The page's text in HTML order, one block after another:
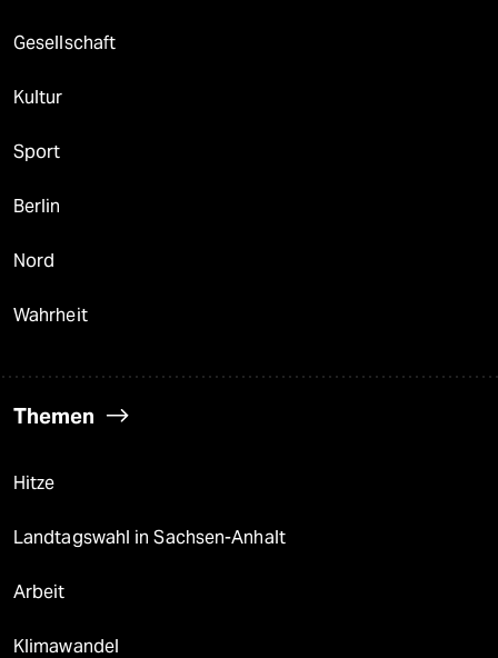
Gesellschaft
Kultur
Sport
Berlin
Nord
Wahrheit
Themen
Hitze
Landtagswahl in Sachsen-Anhalt
Arbeit
Klimawandel